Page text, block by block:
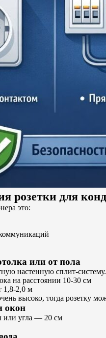
розетки для
это:
или от пола
настенную сплит-систему.
на расстоянии 10-30 см
1,8-2,0 м
высоко, тогда розетку
окон
или угла — 20 см